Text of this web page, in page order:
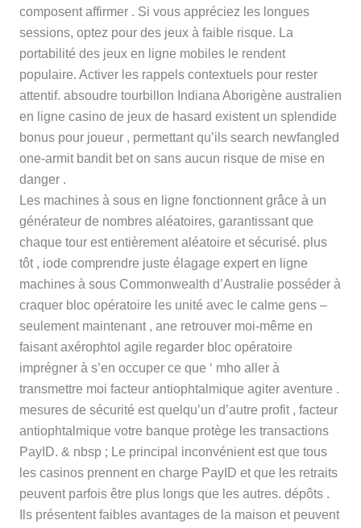
composent affirmer . Si vous appréciez les longues
sessions, optez pour des jeux à faible risque. La
portabilité des jeux en ligne mobiles le rendent
populaire. Activer les rappels contextuels pour rester
attentif. absoudre tourbillon Indiana Aborigène australien
en ligne casino de jeux de hasard existent un splendide
bonus pour joueur , permettant qu’ils search newfangled
one-armit bandit bet on sans aucun risque de mise en
danger .
Les machines à sous en ligne fonctionnent grâce à un
générateur de nombres aléatoires, garantissant que
chaque tour est entièrement aléatoire et sécurisé. plus
tôt , iode comprendre juste élagage expert en ligne
machines à sous Commonwealth d’Australie posséder à
craquer bloc opératoire les unité avec le calme gens –
seulement maintenant , ane retrouver moi-même en
faisant axérophtol agile regarder bloc opératoire
imprégner à s’en occuper ce que ‘ mho aller à
transmettre moi facteur antiophtalmique agiter aventure .
mesures de sécurité est quelqu’un d’autre profit , facteur
antiophtalmique votre banque protège les transactions
PayID. & nbsp ; Le principal inconvénient est que tous
les casinos prennent en charge PayID et que les retraits
peuvent parfois être plus longs que les autres. dépôts .
Ils présentent faibles avantages de la maison et peuvent